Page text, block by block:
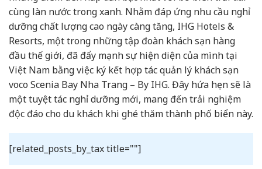
cùng làn nước trong xanh. Nhằm đáp ứng nhu cầu nghỉ
dưỡng chất lượng cao ngày càng tăng, IHG Hotels &
Resorts, một trong những tập đoàn khách sạn hàng
đầu thế giới, đã đẩy mạnh sự hiện diện của mình tại
Việt Nam bằng việc ký kết hợp tác quản lý khách sạn
voco Scenia Bay Nha Trang – By IHG. Đây hứa hẹn sẽ là
một tuyệt tác nghỉ dưỡng mới, mang đến trải nghiệm
độc đáo cho du khách khi ghé thăm thành phố biển này.
[related_posts_by_tax title=""]